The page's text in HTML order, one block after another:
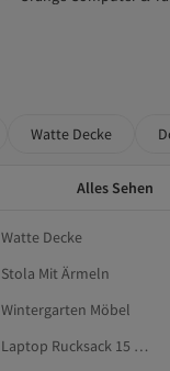
Watte Decke
Alles Sehen
Watte Decke
Stola Mit Ärmeln
Wintergarten Möbel
Laptop Rucksack 15 Zoll